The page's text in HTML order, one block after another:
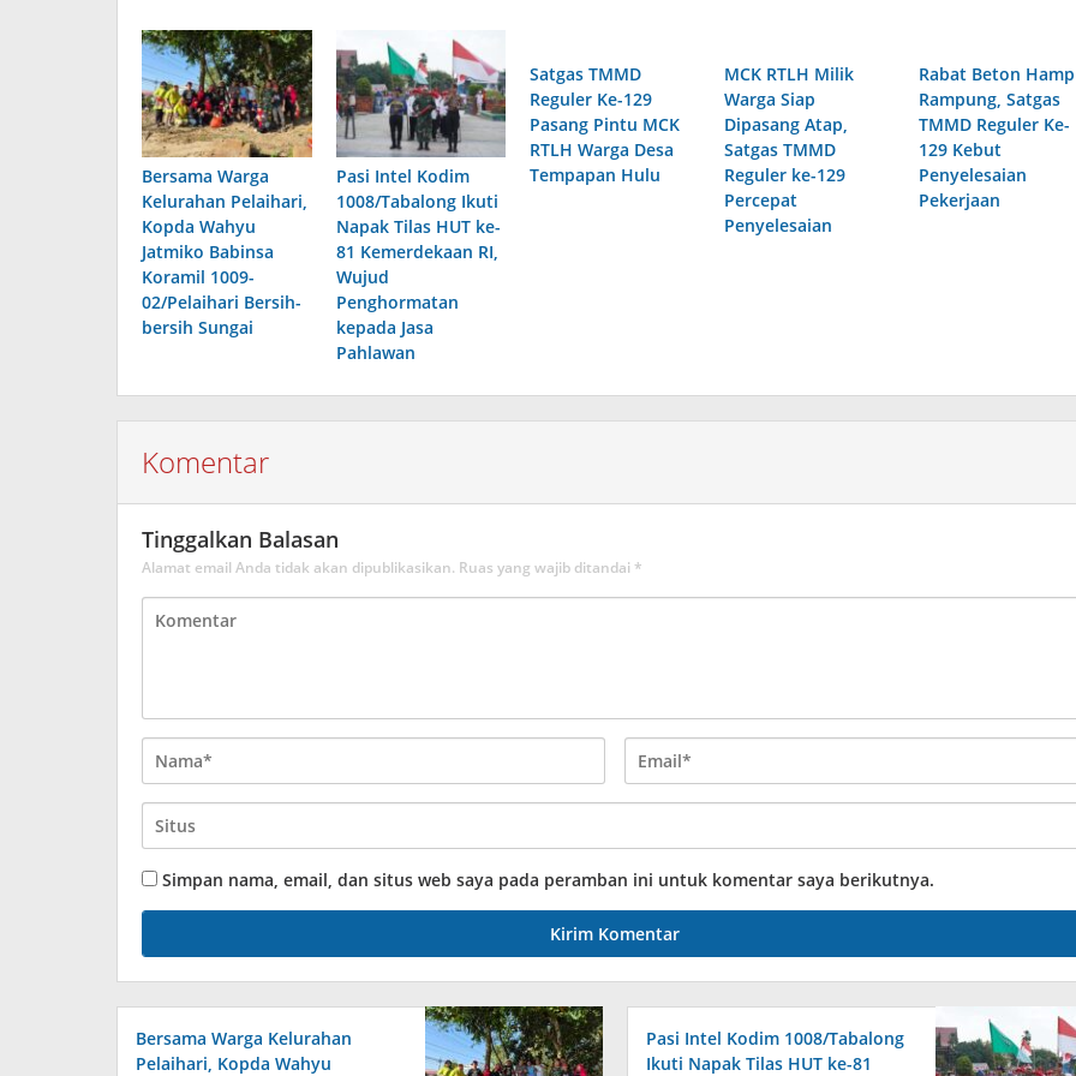
Bersama Warga
Kelurahan Pelaihari,
Kopda Wahyu
Jatmiko Babinsa
Koramil 1009-
02/Pelaihari Bersih-
bersih Sungai
Pasi Intel Kodim
1008/Tabalong Ikuti
Napak Tilas HUT ke-
81 Kemerdekaan RI,
Wujud
Penghormatan
kepada Jasa
Pahlawan
Satgas TMMD
Reguler Ke-129
Pasang Pintu MCK
RTLH Warga Desa
Tempapan Hulu
MCK RTLH Milik
Warga Siap
Dipasang Atap,
Satgas TMMD
Reguler ke-129
Percepat
Penyelesaian
Rabat Beton
Rampung, Satgas
TMMD Reguler Ke-
129 Kebut
Penyelesaian
Pekerjaan
Komentar
Tinggalkan Balasan
Alamat email Anda tidak akan dipublikasikan. Ruas yang wajib ditandai *
Simpan nama, email, dan situs web saya pada peramban ini untuk komentar saya berikutnya.
Bersama Warga Kelurahan
Pelaihari, Kopda Wahyu
Pasi Intel Kodim 1008/Tabalong
Ikuti Napak Tilas HUT ke-81